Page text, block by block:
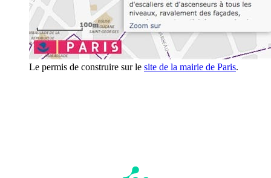
Le permis de construire sur le site de la mairie de Paris.